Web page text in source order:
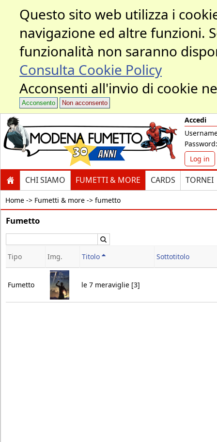
Questo sito web utilizza i
navigazione ed altre funzioni.
funzionalità non saranno
Consulta Cookie Policy
Acconsenti all'invio di cookie
Acconsento Non acconsento
Accedi
Password:
Log in
CHI SIAMO FUMETTI & MORE CARDS TORNEI
Home -> Fumetti & more -> fumetto
Fumetto
Tipo Img. Titolo Sottotitolo
Fumetto le 7 meraviglie [3]